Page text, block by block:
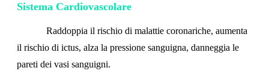
Sistema Cardiovascolare
Raddoppia il rischio di malattie coronariche, aumenta
il rischio di ictus, alza la pressione sanguigna, danneggia le
pareti dei vasi sanguigni.